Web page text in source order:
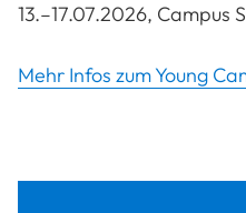
13.–17.07.2026, Campus
Mehr Infos zum Young